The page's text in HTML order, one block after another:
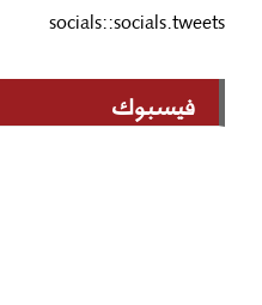
socials::socials.tweets
فيسبوك